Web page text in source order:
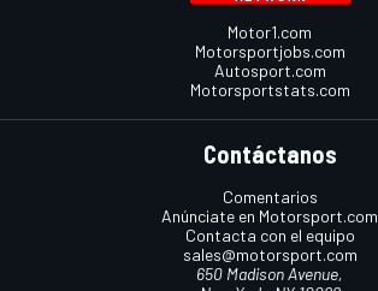
Motor1.com
Motorsportjobs.com
Autosport.com
Motorsportstats.com
Contáctanos
Comentarios
Anúnciate en Motorsport.com
Contacta con el equipo
sales@motorsport.com
650 Madison Avenue,